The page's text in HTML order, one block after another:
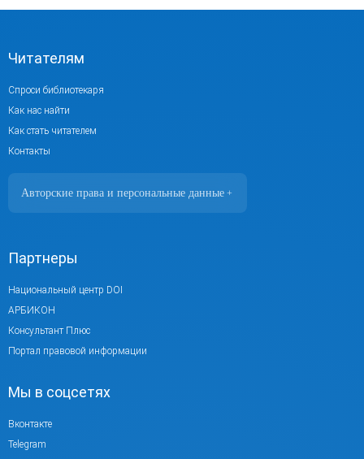
Читателям
Спроси библиотекаря
Как нас найти
Как стать читателем
Контакты
Авторские права и персональные данные +
о персональных данных. Согласно
ст. 152.1 ГК РФ «Охрана изображения
гражданина», все фотоматериалы являются
объектами авторского права.
Их копирование и дальнейшее
правообладателя запрещено.
При использовании материалов портала
активная ссылка на источник обязательна.
Партнеры
Национальный центр DOI
АРБИКОН
Консультант Плюс
Портал правовой информации
Мы в соцсетях
Вконтакте
Telegram